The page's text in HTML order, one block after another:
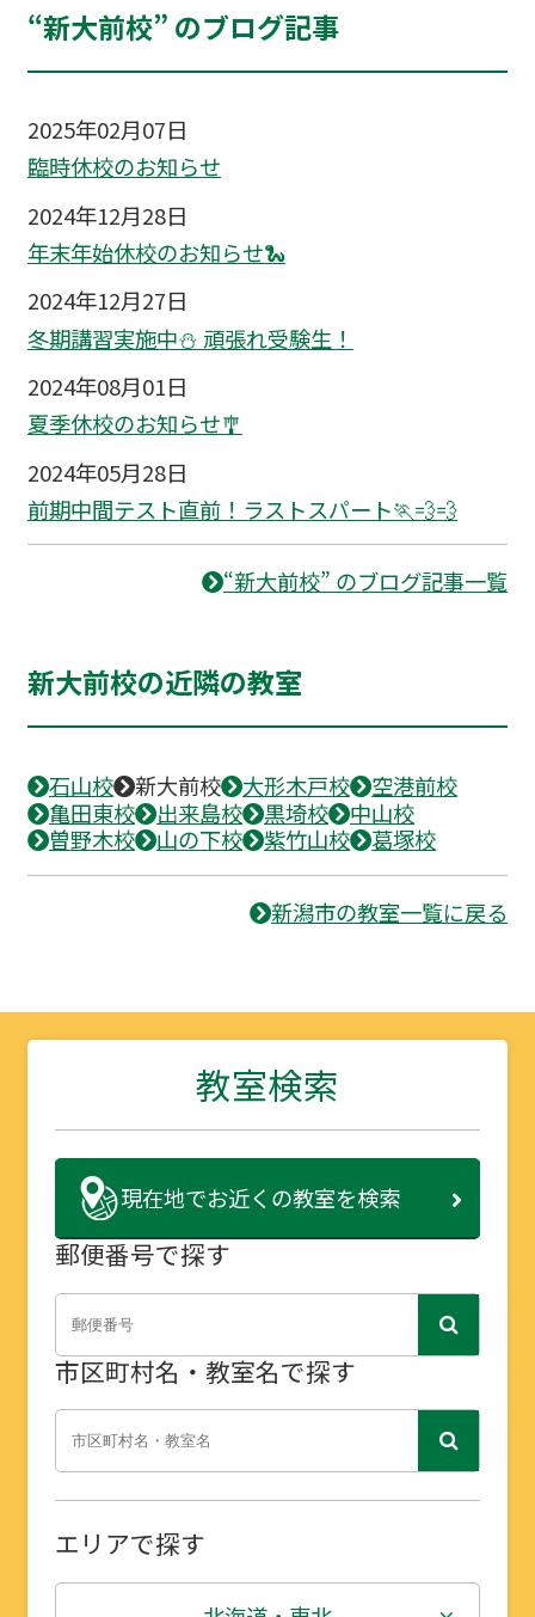
“新大前校” のブログ記事
2025年02月07日
臨時休校のお知らせ
2024年12月28日
年末年始休校のお知らせ🐍
2024年12月27日
冬期講習実施中⛄ 頑張れ受験生！
2024年08月01日
夏季休校のお知らせ🎐
2024年05月28日
前期中間テスト直前！ラストスパート🏃💨💨
“新大前校” のブログ記事一覧
新大前校の近隣の教室
石山校 新大前校 大形木戸校
空港前校
亀田東校
出来島校 黒埼校
中山校
曽野木校
山の下校 紫竹山校 葛塚校
新潟市の教室一覧に戻る
教室検索
現在地でお近くの教室を検索
郵便番号で探す
市区町村名・教室名で探す
エリアで探す